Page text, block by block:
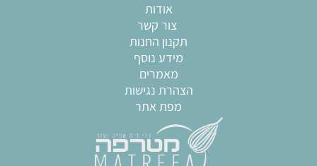
אודות
צור קשר
תקנון החנות
מידע נוסף
מאמרים
הצהרת נגישות
מפת אתר